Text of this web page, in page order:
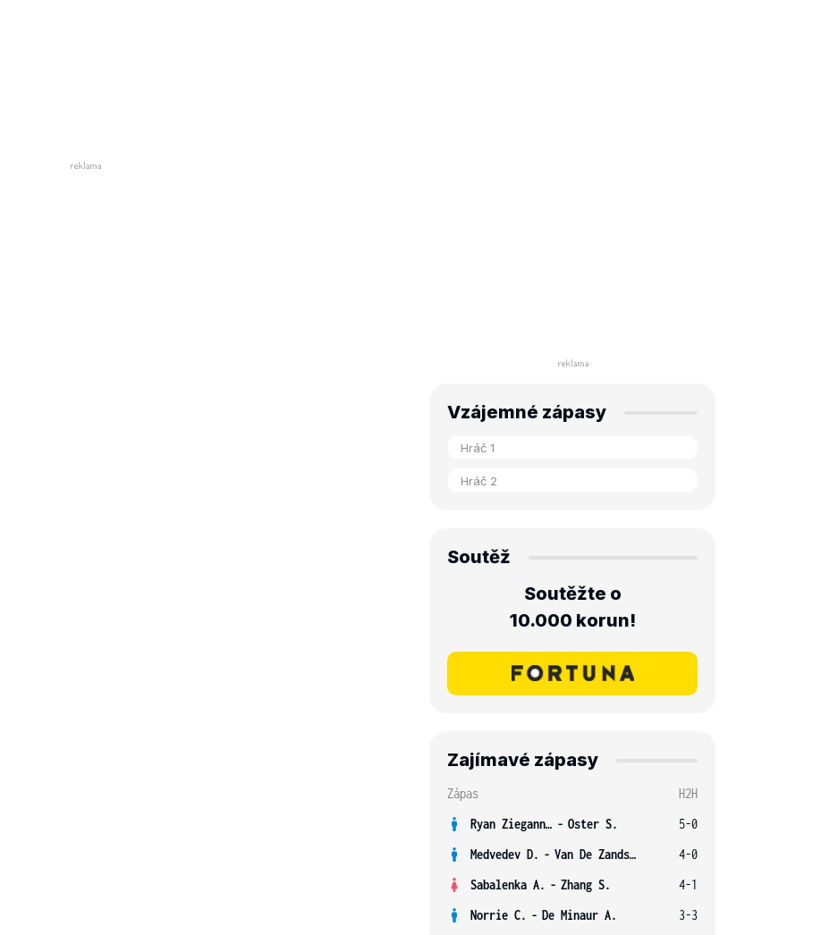
Vzájemné zápasy
Soutěž
Soutěžte o
10.000 korun!
Zajímavé zápasy
Zápas
H2H
Ryan Ziegann S. - Oster S.
5-0
Medvedev D. - Van De Zandschulp B.
4-0
Sabalenka A. - Zhang S.
4-1
Norrie C. - De Minaur A.
3-3